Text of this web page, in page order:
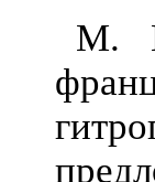
М.